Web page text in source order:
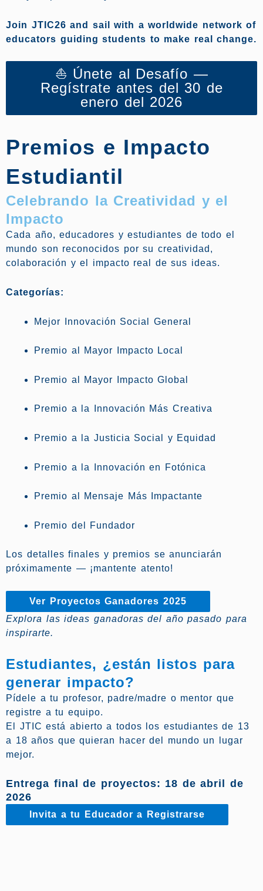
Join JTIC26 and sail with a worldwide network of
educators guiding students to make real change.
⛵ Únete al Desafío —
Regístrate antes del 30 de
enero del 2026
Premios e Impacto
Estudiantil
Celebrando la Creatividad y el
Impacto
Cada año, educadores y estudiantes de todo el
mundo son reconocidos por su creatividad,
colaboración y el impacto real de sus ideas.
Categorías:
Mejor Innovación Social General
Premio al Mayor Impacto Local
Premio al Mayor Impacto Global
Premio a la Innovación Más Creativa
Premio a la Justicia Social y Equidad
Premio a la Innovación en Fotónica
Premio al Mensaje Más Impactante
Premio del Fundador
Los detalles finales y premios se anunciarán
próximamente — ¡mantente atento!
Ver Proyectos Ganadores 2025
Explora las ideas ganadoras del año pasado para
inspirarte.
Estudiantes, ¿están listos para
generar impacto?
Pídele a tu profesor, padre/madre o mentor que
registre a tu equipo.
El JTIC está abierto a todos los estudiantes de 13
a 18 años que quieran hacer del mundo un lugar
mejor.
Entrega final de proyectos: 18 de abril de
2026
Invita a tu Educador a Registrarse